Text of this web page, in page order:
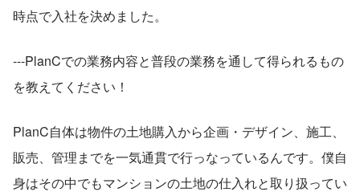
時点で入社を決めました。
---PlanCでの業務内容と普段の業務を通して得られるもの
を教えてください！
PlanC自体は物件の土地購入から企画・デザイン、施工、
販売、管理までを一気通貫で行っなっているんです。僕自
身はその中でもマンションの土地の仕入れと取り扱ってい